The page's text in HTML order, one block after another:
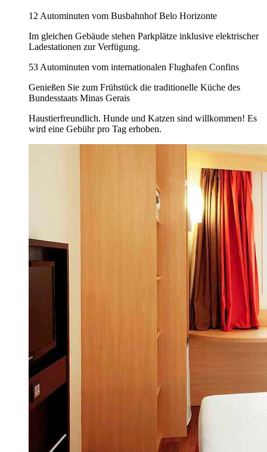
12 Autominuten vom Busbahnhof Belo Horizonte
Im gleichen Gebäude stehen Parkplätze inklusive elektrischer
Ladestationen zur Verfügung.
53 Autominuten vom internationalen Flughafen Confins
Genießen Sie zum Frühstück die traditionelle Küche des
Bundesstaats Minas Gerais
Haustierfreundlich. Hunde und Katzen sind willkommen! Es
wird eine Gebühr pro Tag erhoben.